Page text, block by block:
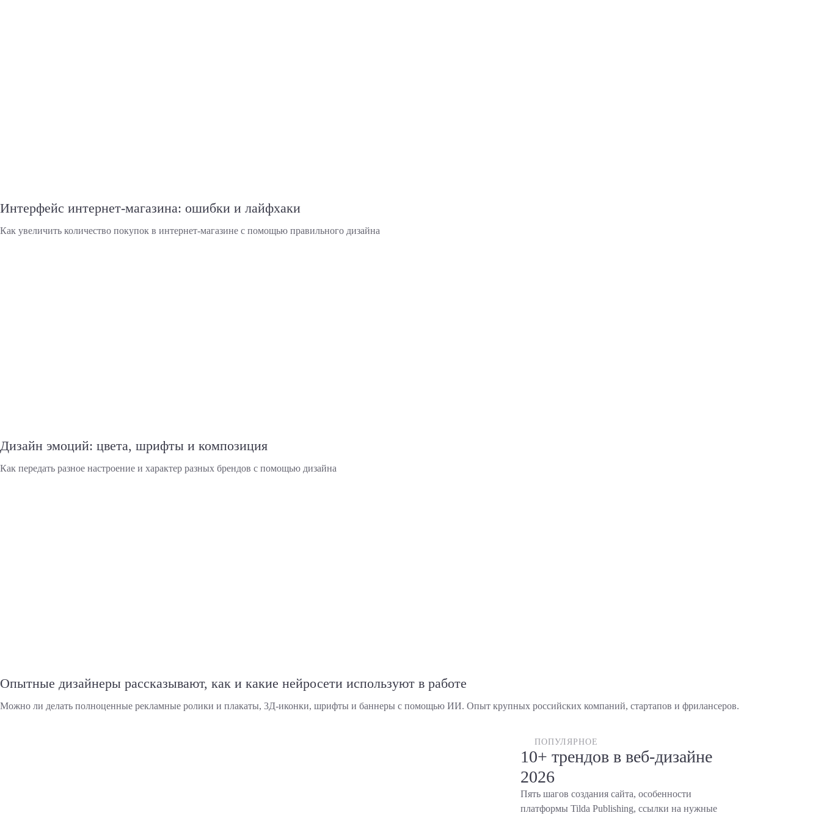
Интерфейс интернет-магазина: ошибки и лайфхаки
Как увеличить количество покупок в интернет-магазине с помощью правильного дизайна
Дизайн эмоций: цвета, шрифты и композиция
Как передать разное настроение и характер разных брендов с помощью дизайна
Опытные дизайнеры рассказывают, как и какие нейросети используют в работе
Можно ли делать полноценные рекламные ролики и плакаты, 3Д-иконки, шрифты и баннеры с помощью ИИ. Опыт крупных российских компаний, стартапов и фрилансеров.
ПОПУЛЯРНОЕ
10+ трендов в веб-дизайне
2026
Пять шагов создания сайта, особенности
платформы Tilda Publishing, ссылки на нужные